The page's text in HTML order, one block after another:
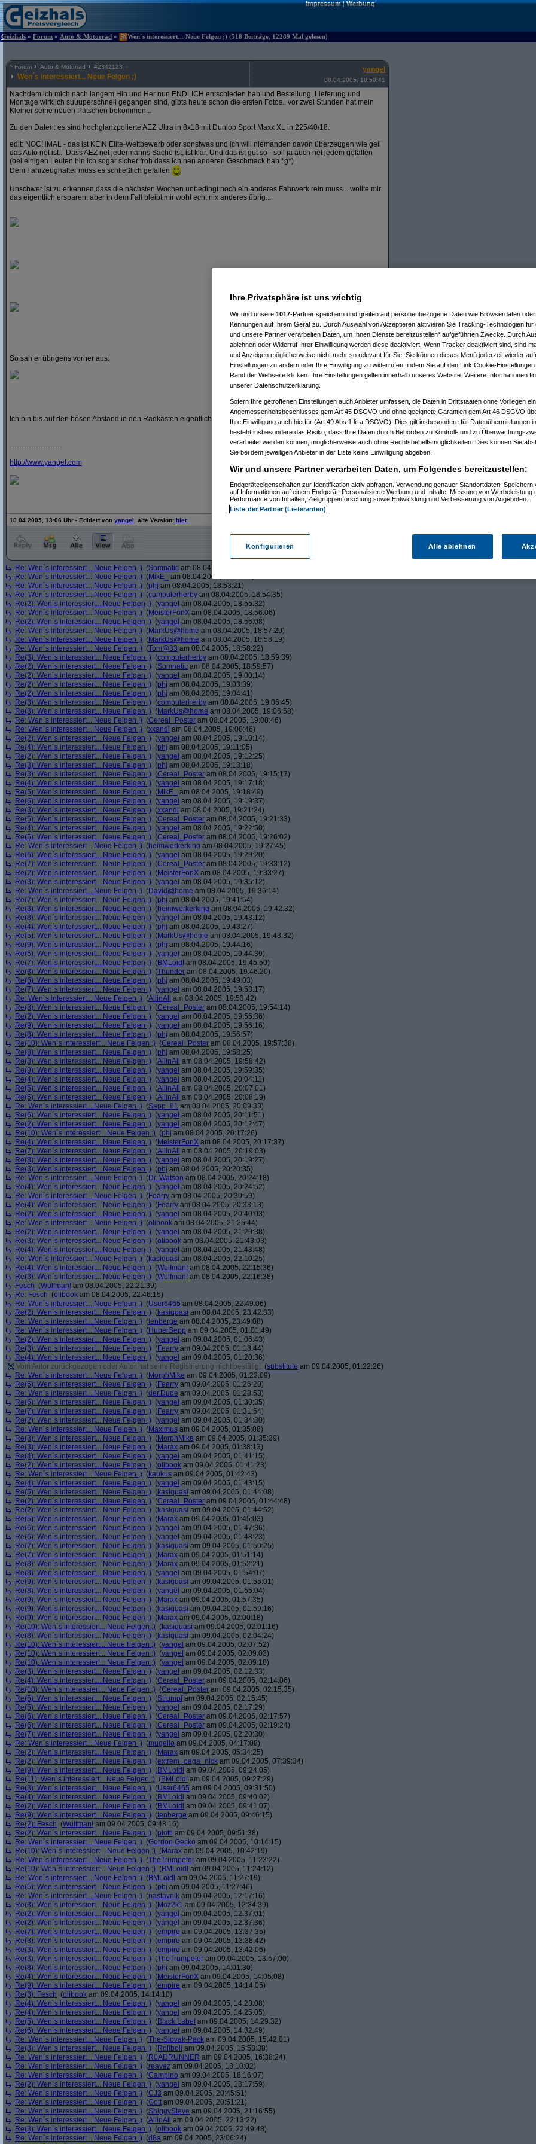
Impressum|Werbung
Geizhals » Forum » Auto & Motorrad » Wen´s interessiert... Neue Felgen ;) (518 Beiträge, 12289 Mal gelesen)
^ Forum Auto & Motorrad #2342123
Wen´s interessiert... Neue Felgen ;)
yangel
08.04.2005, 18:50:41
Nachdem ich mich nach langem Hin und Her nun ENDLICH entschieden hab und Bestellung, Lieferung und
Montage wirklich suuuperschnell gegangen sind, gibts heute schon die ersten Fotos.. vor zwei Stunden hat mein
Kleiner seine neuen Patschen bekommen...
Zu den Daten: es sind hochglanzpolierte AEZ Ultra in 8x18 mit Dunlop Sport Maxx XL in 225/40/18.
edit: NOCHMAL - das ist KEIN Elite-Wettbewerb oder sonstwas und ich will niemanden davon überzeugen wie geil
das Auto net ist.. Dass AEZ net jedermanns Sache ist, ist klar. Und das ist gut so - soll ja auch net jedem gefallen
(bei einigen Leuten bin ich sogar sicher froh dass ich nen anderen Geschmack hab *g*)
Dem Fahrzeughalter muss es schließlich gefallen
Unschwer ist zu erkennen dass die nächsten Wochen unbedingt noch ein anderes Fahrwerk rein muss... wollte mir
das eigentlich ersparen, aber in dem Fall bleibt mir wohl echt nix anderes übrig...
So sah er übrigens vorher aus:
Ich bin bis auf den bösen Abstand in den Radkästen eigentlich ganz zufrieden
----------------------
http://www.yangel.com
10.04.2005, 13:06 Uhr - Editiert von yangel , alte Version: hier
Re: Wen´s interessiert... Neue Felgen ;) (Somnatic am 08.04.2005, 18:52:38)
Re: Wen´s interessiert... Neue Felgen ;) (MikE_
am 08.04.2005, 18:53:05)
Re: Wen´s interessiert... Neue Felgen ;) (phj am 08.04.2005, 18:53:21)
Re: Wen´s interessiert... Neue Felgen ;) (computerherby am 08.04.2005, 18:54:35)
Re(2): Wen´s interessiert... Neue Felgen ;) (yangel am 08.04.2005, 18:55:32)
Re: Wen´s interessiert... Neue Felgen ;) (MeisterFonX am 08.04.2005, 18:56:06)
Re(2): Wen´s interessiert... Neue Felgen ;) (yangel am 08.04.2005, 18:56:08)
Re: Wen´s interessiert... Neue Felgen ;) (MarkUs@home am 08.04.2005, 18:57:29)
Re: Wen´s interessiert... Neue Felgen ;) (MarkUs@home am 08.04.2005, 18:58:19)
Re: Wen´s interessiert... Neue Felgen ;) (Tom@33 am 08.04.2005, 18:58:22)
Re(3): Wen´s interessiert... Neue Felgen ;) (computerherby am 08.04.2005, 18:59:39)
Re(2): Wen´s interessiert... Neue Felgen ;) (Somnatic am 08.04.2005, 18:59:57)
Re(2): Wen´s interessiert... Neue Felgen ;) (yangel am 08.04.2005, 19:00:14)
Re(2): Wen´s interessiert... Neue Felgen ;) (phj am 08.04.2005, 19:03:39)
Re(2): Wen´s interessiert... Neue Felgen ;) (phj am 08.04.2005, 19:04:41)
Re(3): Wen´s interessiert... Neue Felgen ;) (computerherby am 08.04.2005, 19:06:45)
Re(3): Wen´s interessiert... Neue Felgen ;) (MarkUs@home am 08.04.2005, 19:06:58)
Re: Wen´s interessiert... Neue Felgen ;) (Cereal_Poster am 08.04.2005, 19:08:46)
Re: Wen´s interessiert... Neue Felgen ;) (xxandl am 08.04.2005, 19:08:46)
Re(2): Wen´s interessiert... Neue Felgen ;) (yangel am 08.04.2005, 19:10:14)
Re(4): Wen´s interessiert... Neue Felgen ;) (phj am 08.04.2005, 19:11:05)
Re(2): Wen´s interessiert... Neue Felgen ;) (yangel am 08.04.2005, 19:12:25)
Re(3): Wen´s interessiert... Neue Felgen ;) (phj am 08.04.2005, 19:13:18)
Re(3): Wen´s interessiert... Neue Felgen ;) (Cereal_Poster am 08.04.2005, 19:15:17)
Re(4): Wen´s interessiert... Neue Felgen ;) (yangel am 08.04.2005, 19:17:18)
Re(5): Wen´s interessiert... Neue Felgen ;) (MikE_
am 08.04.2005, 19:18:49)
Re(6): Wen´s interessiert... Neue Felgen ;) (yangel am 08.04.2005, 19:19:37)
Re(3): Wen´s interessiert... Neue Felgen ;) (xxandl am 08.04.2005, 19:21:24)
Re(5): Wen´s interessiert... Neue Felgen ;) (Cereal_Poster am 08.04.2005, 19:21:33)
Re(4): Wen´s interessiert... Neue Felgen ;) (yangel am 08.04.2005, 19:22:50)
Re(5): Wen´s interessiert... Neue Felgen ;) (Cereal_Poster am 08.04.2005, 19:26:02)
Re: Wen´s interessiert... Neue Felgen ;) (heimwerkerking am 08.04.2005, 19:27:45)
Re(6): Wen´s interessiert... Neue Felgen ;) (yangel am 08.04.2005, 19:29:20)
Re(7): Wen´s interessiert... Neue Felgen ;) (Cereal_Poster am 08.04.2005, 19:33:12)
Re(2): Wen´s interessiert... Neue Felgen ;) (MeisterFonX am 08.04.2005, 19:33:27)
Re(3): Wen´s interessiert... Neue Felgen ;) (yangel am 08.04.2005, 19:35:12)
Re: Wen´s interessiert... Neue Felgen ;) (David@home am 08.04.2005, 19:36:14)
Re(7): Wen´s interessiert... Neue Felgen ;) (phj am 08.04.2005, 19:41:54)
Re(3): Wen´s interessiert... Neue Felgen ;) (heimwerkerking am 08.04.2005, 19:42:32)
Re(8): Wen´s interessiert... Neue Felgen ;) (yangel am 08.04.2005, 19:43:12)
Re(4): Wen´s interessiert... Neue Felgen ;) (phj am 08.04.2005, 19:43:27)
Re(5): Wen´s interessiert... Neue Felgen ;) (MarkUs@home am 08.04.2005, 19:43:32)
Re(9): Wen´s interessiert... Neue Felgen ;) (phj am 08.04.2005, 19:44:16)
Re(5): Wen´s interessiert... Neue Felgen ;) (yangel am 08.04.2005, 19:44:39)
Re(7): Wen´s interessiert... Neue Felgen ;) (BMLoidl am 08.04.2005, 19:45:50)
Re(3): Wen´s interessiert... Neue Felgen ;) (Thunder am 08.04.2005, 19:46:20)
Re(6): Wen´s interessiert... Neue Felgen ;) (phj am 08.04.2005, 19:49:03)
Re(7): Wen´s interessiert... Neue Felgen ;) (yangel am 08.04.2005, 19:53:17)
Re: Wen´s interessiert... Neue Felgen ;) (AllinAll
am 08.04.2005, 19:53:42)
Re(8): Wen´s interessiert... Neue Felgen ;) (Cereal_Poster am 08.04.2005, 19:54:14)
Re(2): Wen´s interessiert... Neue Felgen ;) (yangel am 08.04.2005, 19:55:36)
Re(9): Wen´s interessiert... Neue Felgen ;) (yangel am 08.04.2005, 19:56:16)
Re(8): Wen´s interessiert... Neue Felgen ;) (phj am 08.04.2005, 19:56:57)
Re(10): Wen´s interessiert... Neue Felgen ;) (Cereal_Poster am 08.04.2005, 19:57:38)
Re(8): Wen´s interessiert... Neue Felgen ;) (phj am 08.04.2005, 19:58:25)
Re(3): Wen´s interessiert... Neue Felgen ;) (AllinAll
am 08.04.2005, 19:58:42)
Re(9): Wen´s interessiert... Neue Felgen ;) (yangel am 08.04.2005, 19:59:35)
Re(4): Wen´s interessiert... Neue Felgen ;) (yangel am 08.04.2005, 20:04:11)
Re(5): Wen´s interessiert... Neue Felgen ;) (AllinAll
am 08.04.2005, 20:07:01)
Re(5): Wen´s interessiert... Neue Felgen ;) (AllinAll
am 08.04.2005, 20:08:19)
Re: Wen´s interessiert... Neue Felgen ;) (Sepp_81 am 08.04.2005, 20:09:33)
Re(6): Wen´s interessiert... Neue Felgen ;) (yangel am 08.04.2005, 20:11:51)
Re(2): Wen´s interessiert... Neue Felgen ;) (yangel am 08.04.2005, 20:12:47)
Re(10): Wen´s interessiert... Neue Felgen ;) (phj am 08.04.2005, 20:17:26)
Re(4): Wen´s interessiert... Neue Felgen ;) (MeisterFonX am 08.04.2005, 20:17:37)
Re(7): Wen´s interessiert... Neue Felgen ;) (AllinAll
am 08.04.2005, 20:19:03)
Re(8): Wen´s interessiert... Neue Felgen ;) (yangel am 08.04.2005, 20:19:27)
Re(3): Wen´s interessiert... Neue Felgen ;) (phj am 08.04.2005, 20:20:35)
Re: Wen´s interessiert... Neue Felgen ;) (Dr. Watson am 08.04.2005, 20:24:18)
Re(4): Wen´s interessiert... Neue Felgen ;) (yangel am 08.04.2005, 20:24:52)
Re: Wen´s interessiert... Neue Felgen ;) (Fearry am 08.04.2005, 20:30:59)
Re(4): Wen´s interessiert... Neue Felgen ;) (Fearry am 08.04.2005, 20:33:13)
Re(2): Wen´s interessiert... Neue Felgen ;) (yangel am 08.04.2005, 20:40:03)
Re: Wen´s interessiert... Neue Felgen ;) (olibook am 08.04.2005, 21:25:44)
Re(2): Wen´s interessiert... Neue Felgen ;) (yangel am 08.04.2005, 21:29:38)
Re(3): Wen´s interessiert... Neue Felgen ;) (olibook am 08.04.2005, 21:43:03)
Re(4): Wen´s interessiert... Neue Felgen ;) (yangel am 08.04.2005, 21:43:48)
Re: Wen´s interessiert... Neue Felgen ;) (kasiquasi am 08.04.2005, 22:10:25)
Re(4): Wen´s interessiert... Neue Felgen ;) (Wulfman! am 08.04.2005, 22:15:36)
Re(3): Wen´s interessiert... Neue Felgen ;) (Wulfman! am 08.04.2005, 22:16:38)
Fesch (Wulfman! am 08.04.2005, 22:21:39)
Re: Fesch (olibook am 08.04.2005, 22:46:15)
Re: Wen´s interessiert... Neue Felgen ;) (User6465 am 08.04.2005, 22:49:06)
Re(2): Wen´s interessiert... Neue Felgen ;) (kasiquasi am 08.04.2005, 23:42:33)
Re: Wen´s interessiert... Neue Felgen ;) (tenberge am 08.04.2005, 23:49:08)
Re: Wen´s interessiert... Neue Felgen ;) (HuberSepp am 09.04.2005, 01:01:49)
Re(2): Wen´s interessiert... Neue Felgen ;) (yangel am 09.04.2005, 01:06:43)
Re(3): Wen´s interessiert... Neue Felgen ;) (Fearry am 09.04.2005, 01:18:44)
Re(4): Wen´s interessiert... Neue Felgen ;) (yangel am 09.04.2005, 01:20:36)
Vom Autor zurückgezogen oder Autor hat seine Registrierung nicht bestätigt (substitute am 09.04.2005, 01:22:26)
Re: Wen´s interessiert... Neue Felgen ;) (MorphMike am 09.04.2005, 01:23:09)
Re(5): Wen´s interessiert... Neue Felgen ;) (Fearry am 09.04.2005, 01:26:20)
Re: Wen´s interessiert... Neue Felgen ;) (der.Dude am 09.04.2005, 01:28:53)
Re(6): Wen´s interessiert... Neue Felgen ;) (yangel am 09.04.2005, 01:30:35)
Re(7): Wen´s interessiert... Neue Felgen ;) (Fearry am 09.04.2005, 01:31:54)
Re(2): Wen´s interessiert... Neue Felgen ;) (yangel am 09.04.2005, 01:34:30)
Re: Wen´s interessiert... Neue Felgen ;) (Maximus am 09.04.2005, 01:35:08)
Re(3): Wen´s interessiert... Neue Felgen ;) (MorphMike am 09.04.2005, 01:35:39)
Re(3): Wen´s interessiert... Neue Felgen ;) (Marax am 09.04.2005, 01:38:13)
Re(4): Wen´s interessiert... Neue Felgen ;) (yangel am 09.04.2005, 01:41:15)
Re(2): Wen´s interessiert... Neue Felgen ;) (olibook am 09.04.2005, 01:41:23)
Re: Wen´s interessiert... Neue Felgen ;) (kaukus am 09.04.2005, 01:42:43)
Re(4): Wen´s interessiert... Neue Felgen ;) (yangel am 09.04.2005, 01:43:15)
Re(5): Wen´s interessiert... Neue Felgen ;) (kasiquasi am 09.04.2005, 01:44:08)
Re(2): Wen´s interessiert... Neue Felgen ;) (Cereal_Poster am 09.04.2005, 01:44:48)
Re(2): Wen´s interessiert... Neue Felgen ;) (kasiquasi am 09.04.2005, 01:44:52)
Re(5): Wen´s interessiert... Neue Felgen ;) (Marax am 09.04.2005, 01:45:03)
Re(6): Wen´s interessiert... Neue Felgen ;) (yangel am 09.04.2005, 01:47:36)
Re(6): Wen´s interessiert... Neue Felgen ;) (yangel am 09.04.2005, 01:48:23)
Re(7): Wen´s interessiert... Neue Felgen ;) (kasiquasi am 09.04.2005, 01:50:25)
Re(7): Wen´s interessiert... Neue Felgen ;) (Marax am 09.04.2005, 01:51:14)
Re(8): Wen´s interessiert... Neue Felgen ;) (Marax am 09.04.2005, 01:52:21)
Re(8): Wen´s interessiert... Neue Felgen ;) (yangel am 09.04.2005, 01:54:07)
Re(9): Wen´s interessiert... Neue Felgen ;) (kasiquasi am 09.04.2005, 01:55:01)
Re(8): Wen´s interessiert... Neue Felgen ;) (yangel am 09.04.2005, 01:55:04)
Re(9): Wen´s interessiert... Neue Felgen ;) (Marax am 09.04.2005, 01:57:35)
Re(9): Wen´s interessiert... Neue Felgen ;) (kasiquasi am 09.04.2005, 01:59:16)
Re(9): Wen´s interessiert... Neue Felgen ;) (Marax am 09.04.2005, 02:00:18)
Re(10): Wen´s interessiert... Neue Felgen ;) (kasiquasi am 09.04.2005, 02:01:16)
Re(8): Wen´s interessiert... Neue Felgen ;) (kasiquasi am 09.04.2005, 02:04:24)
Re(10): Wen´s interessiert... Neue Felgen ;) (yangel am 09.04.2005, 02:07:52)
Re(10): Wen´s interessiert... Neue Felgen ;) (yangel am 09.04.2005, 02:09:03)
Re(10): Wen´s interessiert... Neue Felgen ;) (yangel am 09.04.2005, 02:09:18)
Re(3): Wen´s interessiert... Neue Felgen ;) (yangel am 09.04.2005, 02:12:33)
Re(4): Wen´s interessiert... Neue Felgen ;) (Cereal_Poster am 09.04.2005, 02:14:06)
Re(10): Wen´s interessiert... Neue Felgen ;) (Cereal_Poster am 09.04.2005, 02:15:35)
Re(5): Wen´s interessiert... Neue Felgen ;) (Strumpfam 09.04.2005, 02:15:45)
Re(5): Wen´s interessiert... Neue Felgen ;) (yangel am 09.04.2005, 02:17:29)
Re(6): Wen´s interessiert... Neue Felgen ;) (Cereal_Poster am 09.04.2005, 02:17:57)
Re(6): Wen´s interessiert... Neue Felgen ;) (Cereal_Poster am 09.04.2005, 02:19:24)
Re(7): Wen´s interessiert... Neue Felgen ;) (yangel am 09.04.2005, 02:20:30)
Re: Wen´s interessiert... Neue Felgen ;) (mugello am 09.04.2005, 04:17:08)
Re(2): Wen´s interessiert... Neue Felgen ;) (Marax am 09.04.2005, 05:34:25)
Re(2): Wen´s interessiert... Neue Felgen ;) (extrem_oaga_nick am 09.04.2005, 07:39:34)
Re(9): Wen´s interessiert... Neue Felgen ;) (BMLoidl am 09.04.2005, 09:24:05)
Re(11): Wen´s interessiert... Neue Felgen ;) (BMLoidl am 09.04.2005, 09:27:29)
Re(3): Wen´s interessiert... Neue Felgen ;) (User6465 am 09.04.2005, 09:31:50)
Re(4): Wen´s interessiert... Neue Felgen ;) (BMLoidl am 09.04.2005, 09:40:02)
Re(2): Wen´s interessiert... Neue Felgen ;) (BMLoidl am 09.04.2005, 09:41:07)
Re(9): Wen´s interessiert... Neue Felgen ;) (tenberge am 09.04.2005, 09:46:15)
Re(2): Fesch (Wulfman! am 09.04.2005, 09:48:16)
Re(2): Wen´s interessiert... Neue Felgen ;) (plotti am 09.04.2005, 09:51:38)
Re: Wen´s interessiert... Neue Felgen ;) (Gordon Gecko am 09.04.2005, 10:14:15)
Re(10): Wen´s interessiert... Neue Felgen ;) (Marax am 09.04.2005, 10:42:19)
Re: Wen´s interessiert... Neue Felgen ;) (TheTrumpeter am 09.04.2005, 11:23:22)
Re(10): Wen´s interessiert... Neue Felgen ;) (BMLoidl am 09.04.2005, 11:24:12)
Re: Wen´s interessiert... Neue Felgen ;) (BMLoidl am 09.04.2005, 11:27:19)
Re(5): Wen´s interessiert... Neue Felgen ;) (phj am 09.04.2005, 11:27:46)
Re: Wen´s interessiert... Neue Felgen ;) (nastavnik am 09.04.2005, 12:17:16)
Re(3): Wen´s interessiert... Neue Felgen ;) (Moz2k1 am 09.04.2005, 12:34:39)
Re(2): Wen´s interessiert... Neue Felgen ;) (yangel am 09.04.2005, 12:37:01)
Re(2): Wen´s interessiert... Neue Felgen ;) (yangel am 09.04.2005, 12:37:36)
Re(7): Wen´s interessiert... Neue Felgen ;) (empire am 09.04.2005, 13:37:35)
Re(3): Wen´s interessiert... Neue Felgen ;) (empire am 09.04.2005, 13:38:42)
Re(3): Wen´s interessiert... Neue Felgen ;) (empire am 09.04.2005, 13:42:06)
Re(3): Wen´s interessiert... Neue Felgen ;) (TheTrumpeter am 09.04.2005, 13:57:00)
Re(8): Wen´s interessiert... Neue Felgen ;) (phj am 09.04.2005, 14:01:30)
Re(4): Wen´s interessiert... Neue Felgen ;) (MeisterFonX am 09.04.2005, 14:05:08)
Re(9): Wen´s interessiert... Neue Felgen ;) (empire am 09.04.2005, 14:14:05)
Re(3): Fesch (olibook am 09.04.2005, 14:14:10)
Re(4): Wen´s interessiert... Neue Felgen ;) (yangel am 09.04.2005, 14:23:08)
Re(4): Wen´s interessiert... Neue Felgen ;) (yangel am 09.04.2005, 14:25:05)
Re(5): Wen´s interessiert... Neue Felgen ;) (Black Label am 09.04.2005, 14:29:32)
Re(6): Wen´s interessiert... Neue Felgen ;) (yangel am 09.04.2005, 14:32:49)
Re: Wen´s interessiert... Neue Felgen ;) (The-Slovak-Pack am 09.04.2005, 15:42:01)
Re(3): Wen´s interessiert... Neue Felgen ;) (Roliboli am 09.04.2005, 15:58:38)
Re: Wen´s interessiert... Neue Felgen ;) (R0ADRUNNER am 09.04.2005, 16:38:24)
Re: Wen´s interessiert... Neue Felgen ;) (reavez am 09.04.2005, 18:10:02)
Re: Wen´s interessiert... Neue Felgen ;) (Campino am 09.04.2005, 18:16:07)
Re(2): Wen´s interessiert... Neue Felgen ;) (yangel am 09.04.2005, 18:17:59)
Re: Wen´s interessiert... Neue Felgen ;) (CJ3 am 09.04.2005, 20:45:51)
Re: Wen´s interessiert... Neue Felgen ;) (Gott am 09.04.2005, 20:51:21)
Re: Wen´s interessiert... Neue Felgen ;) (ShiggySteve am 09.04.2005, 21:16:55)
Re: Wen´s interessiert... Neue Felgen ;) (AllinAll
am 09.04.2005, 22:13:22)
Re(3): Wen´s interessiert... Neue Felgen ;) (olibook am 09.04.2005, 22:49:48)
Re: Wen´s interessiert... Neue Felgen ;) (d8a am 09.04.2005, 23:06:24)
Ihre Privatsphäre ist uns wichtig
Wir und unsere 1017-Partner speichern und greifen auf personenbezogene Daten wie Browserdaten
Kennungen auf Ihrem Gerät zu. Durch Auswahl von Akzeptieren aktivieren Sie Tracking-Technologien für
und unsere Partner verarbeiten Daten, um Ihnen Dienste bereitzustellen“ aufgeführten Zwecke. Durch
ablehnen oder Widerruf Ihrer Einwilligung werden diese deaktiviert. Wenn Tracker deaktiviert sind, sind
und Anzeigen möglicherweise nicht mehr so relevant für Sie. Sie können dieses Menü jederzeit wieder
Einstellungen zu ändern oder Ihre Einwilligung zu widerrufen, indem Sie auf den Link Cookie-
Rand der Webseite klicken. Ihre Einstellungen gelten innerhalb unseres Website. Weitere Informationen
unserer Datenschutzerklärung.
Sofern Ihre getroffenen Einstellungen auch Anbieter umfassen, die Daten in Drittstaaten ohne Vorliegen
Angemessenheitsbeschlusses gem Art 45 DSGVO und ohne geeignete Garantien gem Art 46 DSGVO
Ihre Einwilligung auch hierfür (Art 49 Abs 1 lit a DSGVO). Dies gilt insbesondere für Datenübermittlungen
besteht insbesondere das Risiko, dass Ihre Daten durch Behörden zu Kontroll- und zu
verarbeitet werden können, möglicherweise auch ohne Rechtsbehelfsmöglichkeiten. Dies können Sie
Sie bei dem jeweiligen Anbieter in der Liste keine Einwilligung abgeben.
Wir und unsere Partner verarbeiten Daten, um Folgendes bereitzustellen:
Endgeräteeigenschaften zur Identifikation aktiv abfragen. Verwendung genauer Standortdaten. Speichern
auf Informationen auf einem Endgerät. Personalisierte Werbung und Inhalte, Messung von Werbeleistung
Performance von Inhalten, Zielgruppenforschung sowie Entwicklung und Verbesserung von Angeboten.
Liste der Partner (Lieferanten)
Konfigurieren Alle ablehnen